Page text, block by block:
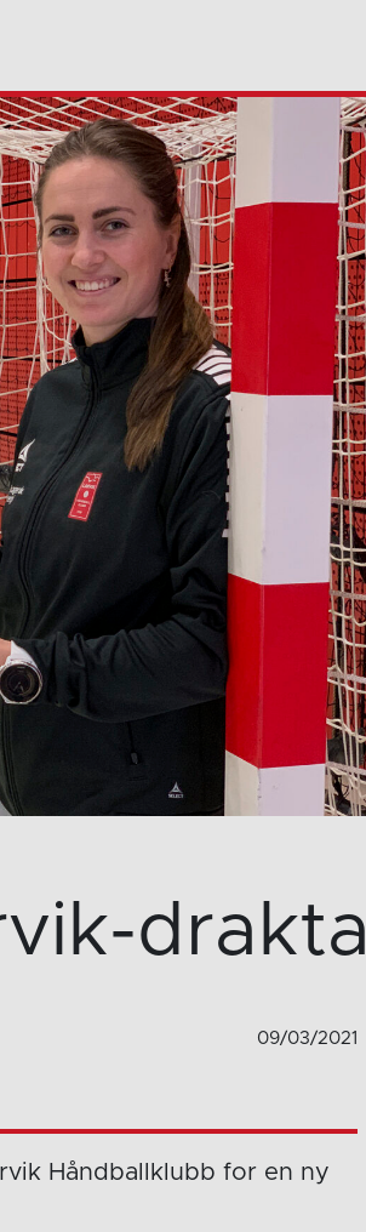
drakta
09/03/2021
Håndballklubb for en ny